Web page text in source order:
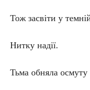
Тож засвіти у
Нитку надії.
Тьма обняла осмуту